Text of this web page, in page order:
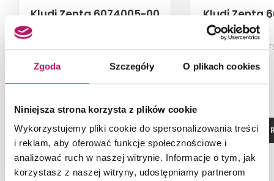
Zgoda Szczegóły O plikach cookies
Niniejsza strona korzysta z plików cookie
Wykorzystujemy pliki cookie do spersonalizowania treści
i reklam, aby oferować funkcje społecznościowe i
analizować ruch w naszej witrynie. Informacje o tym, jak
korzystasz z naszej witryny, udostępniamy partnerom
Kludi Zenta 6074005-00
ZOBACZ PRODUKT
Kludi Zenta
Słuchawka
ZOBACZ